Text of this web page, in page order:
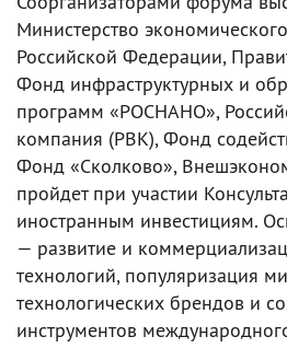
Министерство
Российской Федерации,
Фонд инфраструктурных и
программ «РОСНАНО»,
компания (РВК), Фонд
Фонд «Сколково»,
пройдет при участии
иностранным инвестициям.
— развитие и
технологий, популяризация
технологических брендов и
инструментов